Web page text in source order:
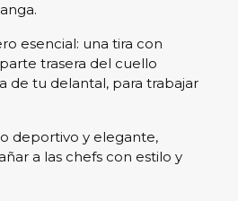
esencial: una tira con
trasera del cuello
de tu delantal, para trabajar
deportivo y elegante,
a las chefs con estilo y